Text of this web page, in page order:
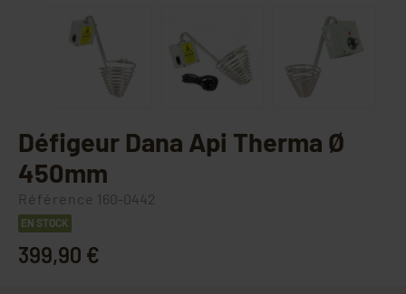
Défigeur Dana Api Therma Ø
450mm
Référence 160-0442
EN STOCK
399,90 €